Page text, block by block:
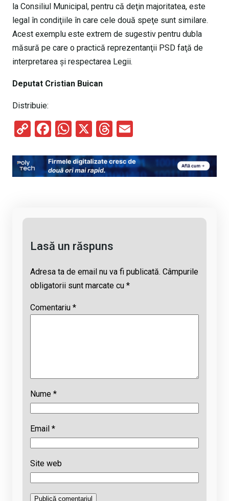
la Consiliul Municipal, pentru că deţin majoritatea, este
legal în condiţiile în care cele două speţe sunt similare.
Acest exemplu este extrem de sugestiv pentru dubla
măsură pe care o practică reprezentanţii PSD faţă de
interpretarea şi respectarea Legii.
Deputat Cristian Buican
Distribuie:
C
py
Li
F
ce
b
W
at
s
X
T
e
a
ail
Lasă un răspuns
Adresa ta de email nu va fi publicată. Câmpurile
obligatorii sunt marcate cu *
Comentariu *
Nume *
Email *
Site web